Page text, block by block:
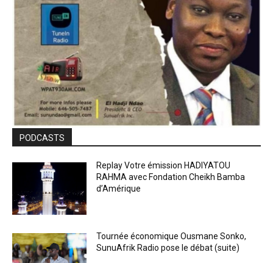
PODCASTS
Replay Votre émission HADIYATOU
RAHMA avec Fondation Cheikh Bamba
d’Amérique
Tournée économique Ousmane Sonko,
SunuAfrik Radio pose le débat (suite)